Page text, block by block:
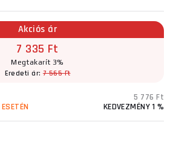
Akciós ár
7 335 Ft
Megtakarít 3%
Eredeti ár:7 565 Ft
5 776 Ft
KEDVEZMÉNY 1 %